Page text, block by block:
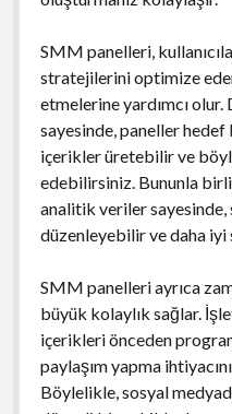
SMM panelleri,
stratejilerini optimize
etmelerine yardımcı
sayesinde, paneller
içerikler üretebilir ve
edebilirsiniz. Bununla
analitik veriler
düzenleyebilir ve daha
SMM panelleri ayrıca
büyük kolaylık sağlar.
içerikleri önceden
paylaşım yapma
Böylelikle, sosyal